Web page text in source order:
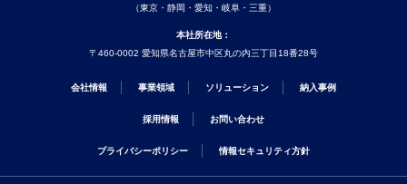
（東京・静岡・愛知・岐阜・三重）
本社所在地：
〒460-0002 愛知県名古屋市中区丸の内三丁目18番28号
会社情報 事業領域 ソリューション 納入事例
採用情報 お問い合わせ
プライバシーポリシー 情報セキュリティ方針